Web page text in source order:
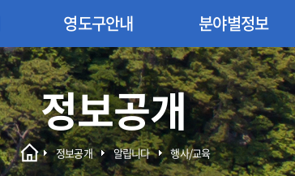
영도구안내 분야별정보
정보공개
정보공개 알립니다 행사/교육